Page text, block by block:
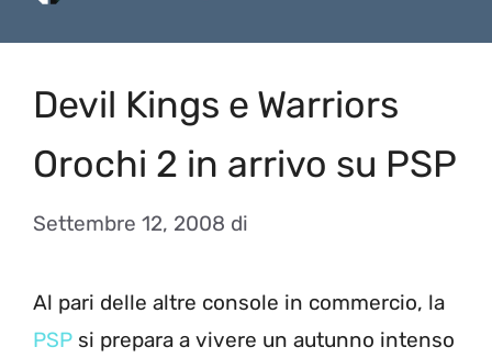
Devil Kings e Warriors
Orochi 2 in arrivo su PSP
Settembre 12, 2008 di
Al pari delle altre console in commercio, la
PSP si prepara a vivere un autunno intenso